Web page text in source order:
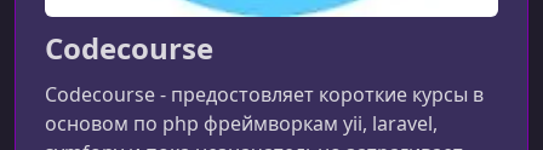
Codecourse
Codecourse - предостовляет короткие курсы в
основом по php фреймворкам yii, laravel,